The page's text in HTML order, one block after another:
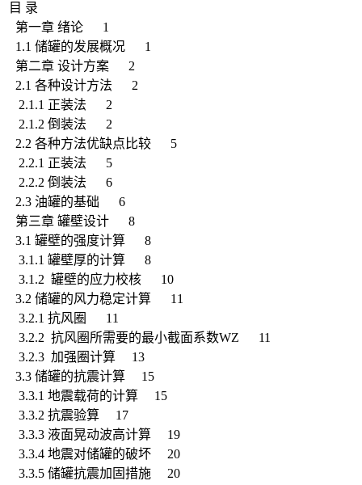
目 录
第一章 绪论 1
1.1 储罐的发展概况 1
第二章 设计方案 2
2.1 各种设计方法 2
2.1.1 正装法 2
2.1.2 倒装法 2
2.2 各种方法优缺点比较 5
2.2.1 正装法 5
2.2.2 倒装法 6
2.3 油罐的基础 6
第三章 罐壁设计 8
3.1 罐壁的强度计算 8
3.1.1 罐壁厚的计算 8
3.1.2 罐壁的应力校核 10
3.2 储罐的风力稳定计算 11
3.2.1 抗风圈 11
3.2.2 抗风圈所需要的最小截面系数WZ 11
3.2.3 加强圈计算 13
3.3 储罐的抗震计算 15
3.3.1 地震载荷的计算 15
3.3.2 抗震验算 17
3.3.3 液面晃动波高计算 19
3.3.4 地震对储罐的破坏 20
3.3.5 储罐抗震加固措施 20